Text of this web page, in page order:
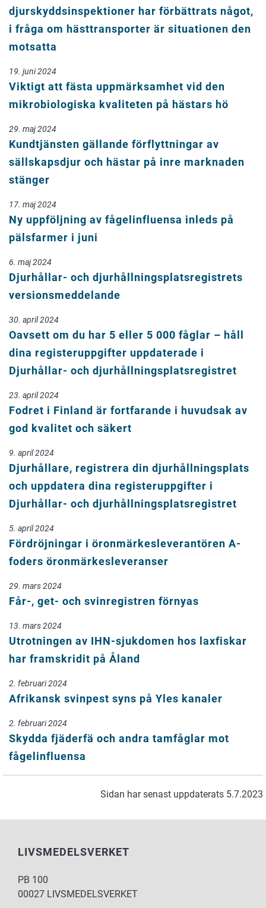
djurskyddsinspektioner har förbättrats något,
i fråga om hästtransporter är situationen den
motsatta
19. juni 2024
Viktigt att fästa uppmärksamhet vid den
mikrobiologiska kvaliteten på hästars hö
29. maj 2024
Kundtjänsten gällande förflyttningar av
sällskapsdjur och hästar på inre marknaden
stänger
17. maj 2024
Ny uppföljning av fågelinfluensa inleds på
pälsfarmer i juni
6. maj 2024
Djurhållar- och djurhållningsplatsregistrets
versionsmeddelande
30. april 2024
Oavsett om du har 5 eller 5 000 fåglar – håll
dina registeruppgifter uppdaterade i
Djurhållar- och djurhållningsplatsregistret
23. april 2024
Fodret i Finland är fortfarande i huvudsak av
god kvalitet och säkert
9. april 2024
Djurhållare, registrera din djurhållningsplats
och uppdatera dina registeruppgifter i
Djurhållar- och djurhållningsplatsregistret
5. april 2024
Fördröjningar i öronmärkesleverantören A-
foders öronmärkesleveranser
29. mars 2024
Får-, get- och svinregistren förnyas
13. mars 2024
Utrotningen av IHN-sjukdomen hos laxfiskar
har framskridit på Åland
2. februari 2024
Afrikansk svinpest syns på Yles kanaler
2. februari 2024
Skydda fjäderfä och andra tamfåglar mot
fågelinfluensa
Sidan har senast uppdaterats 5.7.2023
LIVSMEDELSVERKET
PB 100
00027 LIVSMEDELSVERKET